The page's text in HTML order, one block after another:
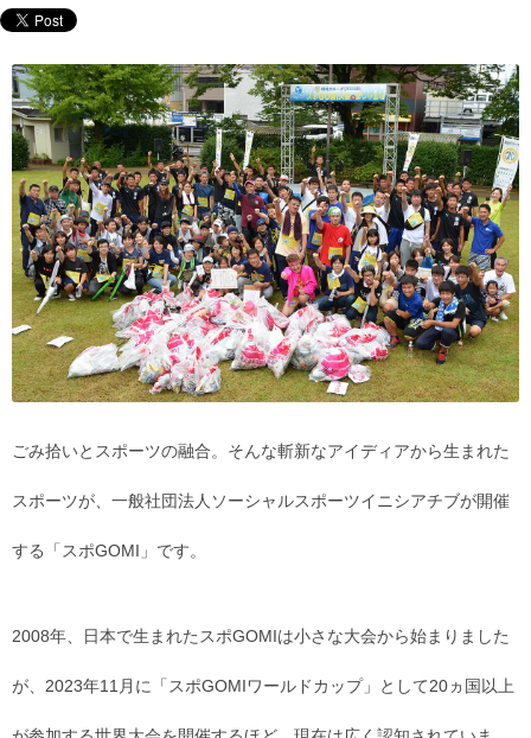
ごみ拾いとスポーツの融合。そんな斬新なアイディアから生まれた
スポーツが、一般社団法人ソーシャルスポーツイニシアチブが開催
する「スポGOMI」です。
2008年、日本で生まれたスポGOMIは小さな大会から始まりました
が、2023年11月に「スポGOMIワールドカップ」として20ヵ国以上